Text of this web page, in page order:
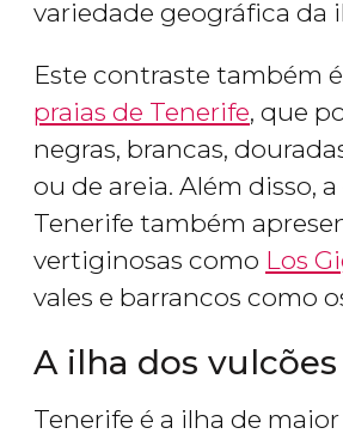
variedade geográfica da
Este contraste também
praias de Tenerife, que
negras, brancas,
ou de areia. Além disso,
Tenerife também
vertiginosas como Los
vales e barrancos como
A ilha dos vulcões
Tenerife é a ilha de